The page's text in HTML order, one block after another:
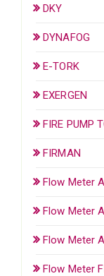
DKY
DYNAFOG
E-TORK
EXERGEN
FIRE PUMP
FIRMAN
Flow Meter
Flow Meter
Flow Meter
Flow Meter